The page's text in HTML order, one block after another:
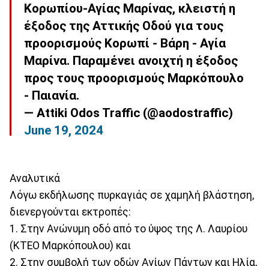
Κορωπίου-Αγίας Μαρίνας, κλειστή η
έξοδος της Αττικής Οδού για τους
προορισμούς Κορωπί - Βάρη - Αγία
Μαρίνα. Παραμένει ανοιχτή η έξοδος
προς τους προορισμούς Μαρκόπουλο
- Παιανία.
— Attiki Odos Traffic (@aodostraffic)
June 19, 2024
Αναλυτικά
Λόγω εκδήλωσης πυρκαγιάς σε χαμηλή βλάστηση,
διενεργούνται εκτροπές:
1. Στην Ανώνυμη οδό από το ύψος της Λ. Λαυρίου
(ΚΤΕΟ Μαρκόπουλου) και
2. Στην συμβολή των οδών Αγίων Πάντων και Ηλία,